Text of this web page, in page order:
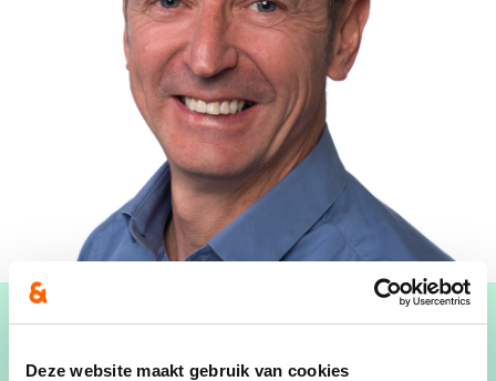
Deze website maakt gebruik van cookies